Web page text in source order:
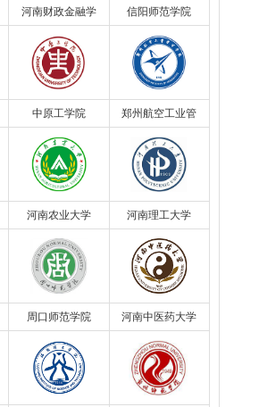
河南财政金融学
院
信阳师范学院
中原工学院 郑州航空工业管
理学院
河南农业大学 河南理工大学
周口师范学院 河南中医药大学